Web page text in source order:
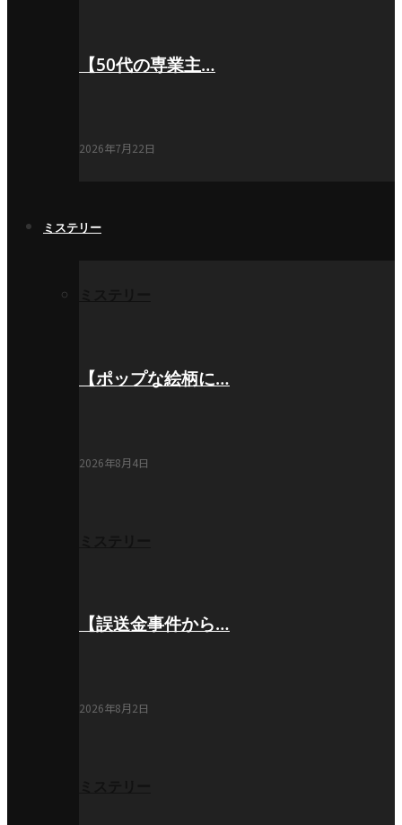
【50代の専業主…
2026年7月22日
ミステリー
【ポップな絵柄に…
2026年8月4日
【誤送金事件から…
2026年8月2日